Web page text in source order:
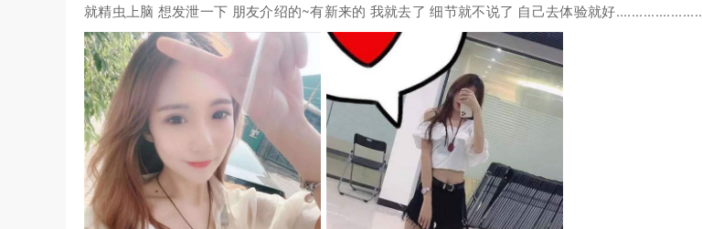
就精虫上脑 想发泄一下 朋友介绍的~有新来的 我就去了 细节就不说了 自己去体验就好......................